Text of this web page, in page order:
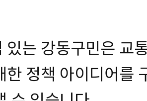
있는 강동구민은 교
한 정책 아이디어를